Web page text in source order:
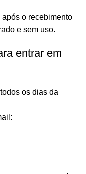
após o recebimento
e sem uso.
entrar em
os dias da